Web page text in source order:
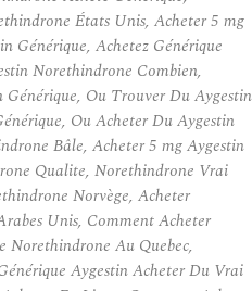
États Unis, Acheter 5 mg
Générique, Achetez Générique
Norethindrone Combien,
Ou Trouver Du Aygestin
Ou Acheter Du Aygestin
Bâle, Acheter 5 mg Aygestin
Qualite, Norethindrone Vrai
Norvège, Acheter
Unis, Comment Acheter
Au Quebec,
Aygestin Acheter Du Vrai